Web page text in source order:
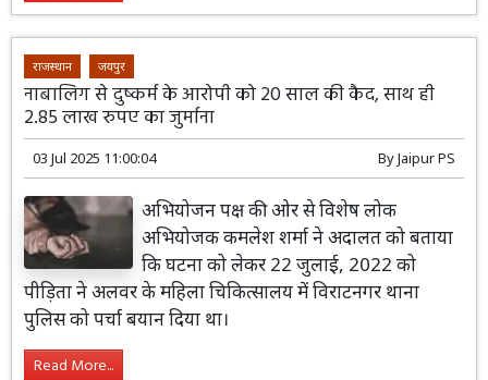
राजस्थान जयपुर
नाबालिग से दुष्कर्म के आरोपी को 20 साल की कैद, साथ ही
2.85 लाख रुपए का जुर्माना
03 Jul 2025 11:00:04 ByJaipur PS
अभियोजन पक्ष की ओर से विशेष लोक
अभियोजक कमलेश शर्मा ने अदालत को बताया
कि घटना को लेकर 22 जुलाई, 2022 को
पीड़िता ने अलवर के महिला चिकित्सालय में विराटनगर थाना
पुलिस को पर्चा बयान दिया था।
Read More...